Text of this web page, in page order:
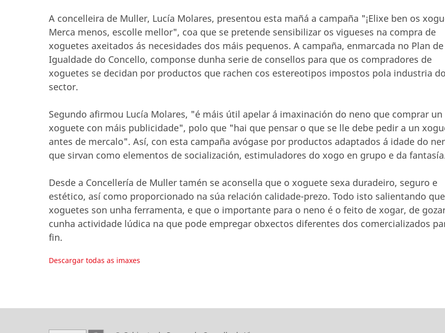
A concelleira de Muller, Lucía Molares, presentou esta mañá a campaña "¡Elixe ben os
Merca menos, escolle mellor", coa que se pretende sensibilizar os vigueses na compra de
xoguetes axeitados ás necesidades dos máis pequenos. A campaña, enmarcada no Plan de
Igualdade do Concello, componse dunha serie de consellos para que os compradores de
xoguetes se decidan por productos que rachen cos estereotipos impostos pola industria do
sector.
Segundo afirmou Lucía Molares, "é máis útil apelar á imaxinación do neno que comprar un
xoguete con máis publicidade", polo que "hai que pensar o que se lle debe pedir a un
antes de mercalo". Así, con esta campaña avógase por productos adaptados á idade do
que sirvan como elementos de socialización, estimuladores do xogo en grupo e da
Desde a Concellería de Muller tamén se aconsella que o xoguete sexa duradeiro, seguro e
estético, así como proporcionado na súa relación calidade-prezo. Todo isto salientando
xoguetes son unha ferramenta, e que o importante para o neno é o feito de xogar, de
cunha actividade lúdica na que pode empregar obxectos diferentes dos comercializados
fin.
Descargar todas as imaxes